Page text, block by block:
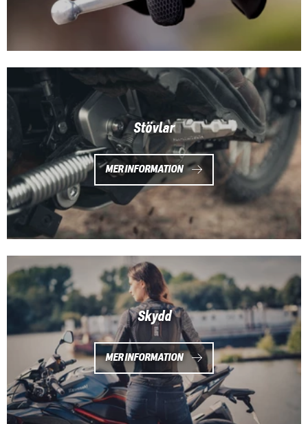
Stövlar
MER INFORMATION
Skydd
MER INFORMATION